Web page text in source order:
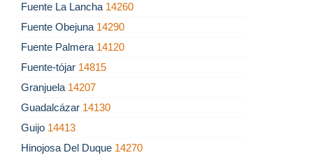
Fuente La Lancha 14260
Fuente Obejuna 14290
Fuente Palmera 14120
Fuente-tójar 14815
Granjuela 14207
Guadalcázar 14130
Guijo 14413
Hinojosa Del Duque 14270